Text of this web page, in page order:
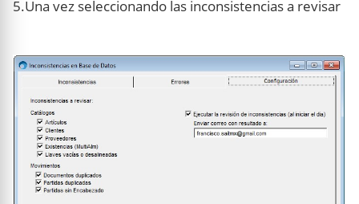
5.Una vez seleccionando las inconsistencias a revisar